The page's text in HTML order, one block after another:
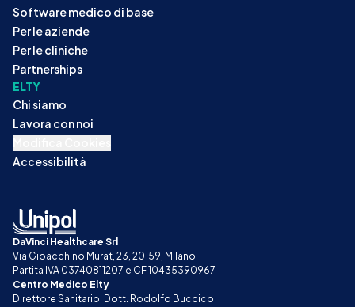
Software medico di base
Per le aziende
Per le cliniche
Partnerships
ELTY
Chi siamo
Lavora con noi
Accessibilità
DaVinci Healthcare Srl
Via Gioacchino Murat, 23, 20159, Milano
Partita IVA 03740811207 e CF 10435390967
Centro Medico Elty
Direttore Sanitario: Dott. Rodolfo Buccico